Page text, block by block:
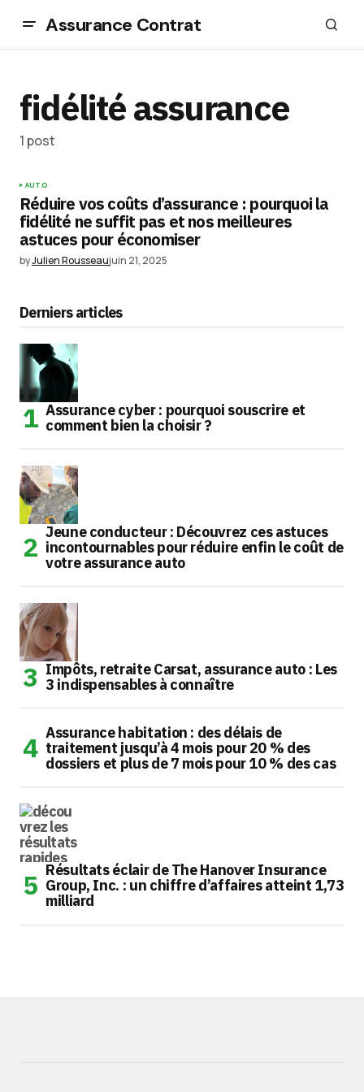
Assurance Contrat
fidélité assurance
1 post
AUTO
Réduire vos coûts d’assurance : pourquoi la
fidélité ne suffit pas et nos meilleures
astuces pour économiser
byJulien Rousseaujuin 21, 2025
Derniers articles
Assurance cyber : pourquoi souscrire et
comment bien la choisir ?
Jeune conducteur : Découvrez ces astuces
incontournables pour réduire enfin le coût de
votre assurance auto
Impôts, retraite Carsat, assurance auto : Les
3 indispensables à connaître
Assurance habitation : des délais de
traitement jusqu’à 4 mois pour 20 % des
dossiers et plus de 7 mois pour 10 % des cas
Résultats éclair de The Hanover Insurance
Group, Inc. : un chiffre d’affaires atteint 1,73
milliard